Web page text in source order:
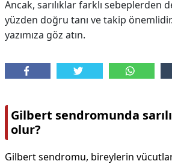
Ancak, sarılıklar farklı sebeplerden
yüzden doğru tanı ve takip
yazımıza göz atın.
Gilbert sendromunda
olur?
Gilbert sendromu, bireylerin